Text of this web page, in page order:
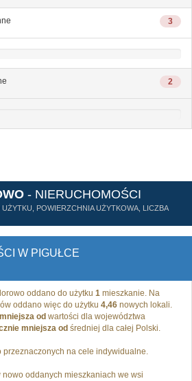
3
2
- NIERUCHOMOŚCI
POWIERZCHNIA UŻYTKOWA, LICZBA
W PIGUŁCE
oddano do użytku 1 mieszkanie. Na
oddano więc do użytku 4,46 nowych lokali.
od wartości dla województwa
mniejsza od średniej dla całej Polski.
przeznaczonych na cele indywidualne.
nowo oddanych mieszkaniach we wsi